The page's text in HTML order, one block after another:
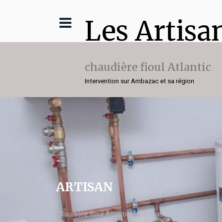
Les
chaudière fioul Atlantic
Intervention sur Ambazac et sa région
ARTISAN
chaudière fioul Atlantic Ambazac